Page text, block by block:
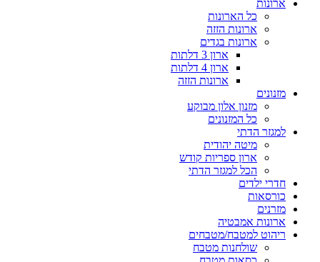
ארונות
כל הארונות
ארונות הזזה
ארונות בגדים
ארון 3 דלתות
ארון 4 דלתות
ארונות הזזה
מזנונים
מזנון אלון מבוקע
כל המזנונים
למגזר הדתי
מיטה יהודית
ארון ספריות קודש
הכל למגזר הדתי
חדרי ילדים
כורסאות
מזרנים
ארונות אמבטיה
ריהוט למטבח/מטבחים
שולחנות מטבח